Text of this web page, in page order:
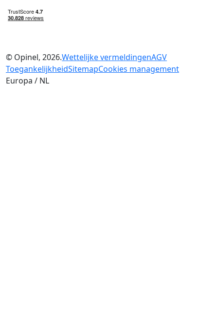
© Opinel, 2026.Wettelijke vermeldingenAGV
ToegankelijkheidSitemapCookies management
Europa / NL